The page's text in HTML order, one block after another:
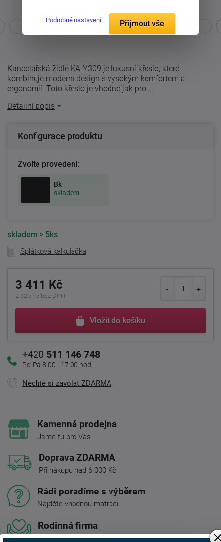
Kancelářská židle KA-Y309 je luxusní křeslo, které
kombinuje moderní design s vysokým komfortem a
ergonomií. Toto křeslo je vhodné jak pro ...
Detailní popis
Konfigurace produktu
Zvolte provedení:
Bk
skladem
skladem > 5ks
Splátková kalkulačka
3 411 Kč
2 820 Kč bez DPH
Vložit do košíku
+420 511 146 748
Po-Pá 8:00 - 17:00 hod.
Nechte si zavolat ZDARMA
Kamenná prodejna
Jsme tu pro Vás
Doprava ZDARMA
Při nákupu nad 6 000 Kč
Rádi poradíme s výběrem
Najděte vhodnou matraci
Rodinná firma
S tradicí od roku 1991
Podrobné nastavení Přijmout vše